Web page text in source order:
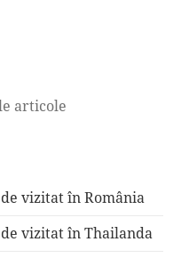
articole
vizitat în România
vizitat în Thailanda